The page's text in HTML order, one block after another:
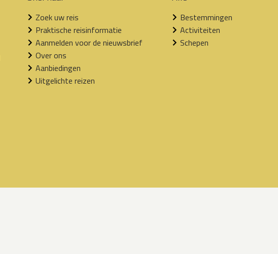
Zoek uw reis
Praktische reisinformatie
Aanmelden voor de nieuwsbrief
Over ons
Aanbiedingen
Uitgelichte reizen
Bestemmingen
Activiteiten
Schepen